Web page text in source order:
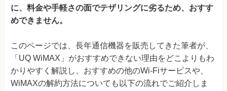
に、料金や手軽さの面でテザリングに劣るため、おすす
めできません。
このページでは、長年通信機器を販売してきた筆者が、
「UQ WiMAX」がおすすめできない理由をどこよりもわ
かりやすく解説し、おすすめの他のWi-Fiサービスや、
WiMAXの解約方法についても以下の流れでご紹介しま